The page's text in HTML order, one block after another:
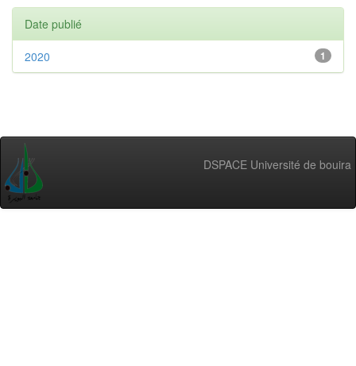
Date publié
1
2020
DSPACE Université de bouira